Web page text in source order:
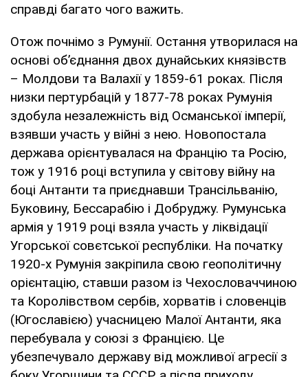
справді багато чого важить.
Отож почнімо з Румунії. Остання утворилася на
основі об’єднання двох дунайських князівств
– Молдови та Валахії у 1859-61 роках. Після
низки пертурбацій у 1877-78 роках Румунія
здобула незалежність від Османської імперії,
взявши участь у війні з нею. Новопостала
держава орієнтувалася на Францію та Росію,
тож у 1916 році вступила у світову війну на
боці Антанти та приєднавши Трансільванію,
Буковину, Бессарабію і Добруджу. Румунська
армія у 1919 році взяла участь у ліквідації
Угорської совєтської республіки. На початку
1920-х Румунія закріпила свою геополітичну
орієнтацію, ставши разом із Чехословаччиною
та Королівством сербів, хорватів і словенців
(Югославією) учасницею Малої Антанти, яка
перебувала у союзі з Францією. Це
убезпечувало державу від можливої агресії з